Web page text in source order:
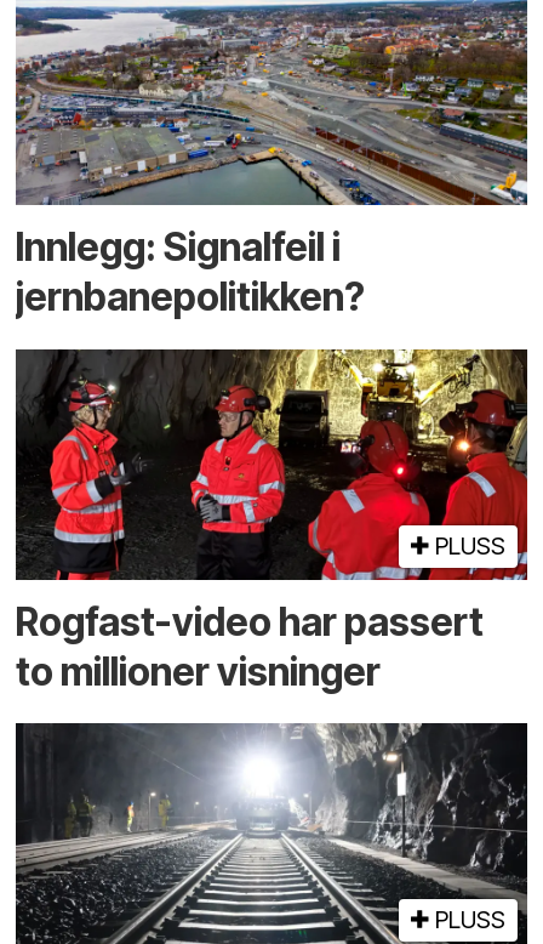
Innlegg: Signalfeil i
jernbanepolitikken?
PLUSS
Rogfast-video har passert
to millioner visninger
PLUSS